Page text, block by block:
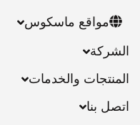
الشركة
المنتجات والخدمات
اتصل بنا
مواقع ماسكوس